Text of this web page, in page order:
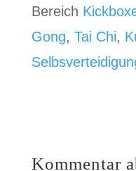
Bereich
Gong, Tai Chi,
Kommentar